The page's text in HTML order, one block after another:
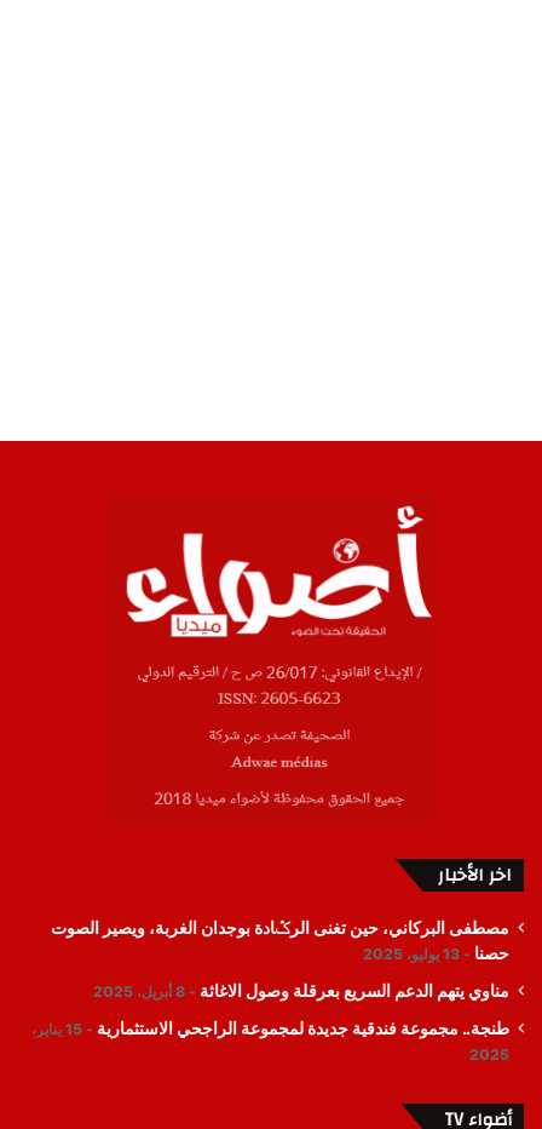
اخر الأخبار
مصطفى البركاني، حين تغنى الرݣادة بوجدان الغربة، ويصير الصوت
حصنا
13 يوليو، 2025
مناوي يتهم الدعم السريع بعرقلة وصول الاغاثة 8 أبريل، 2025
طنجة.. مجموعة فندقية جديدة لمجموعة الراجحي الاستثمارية
15 يناير،
2025
أضواء TV